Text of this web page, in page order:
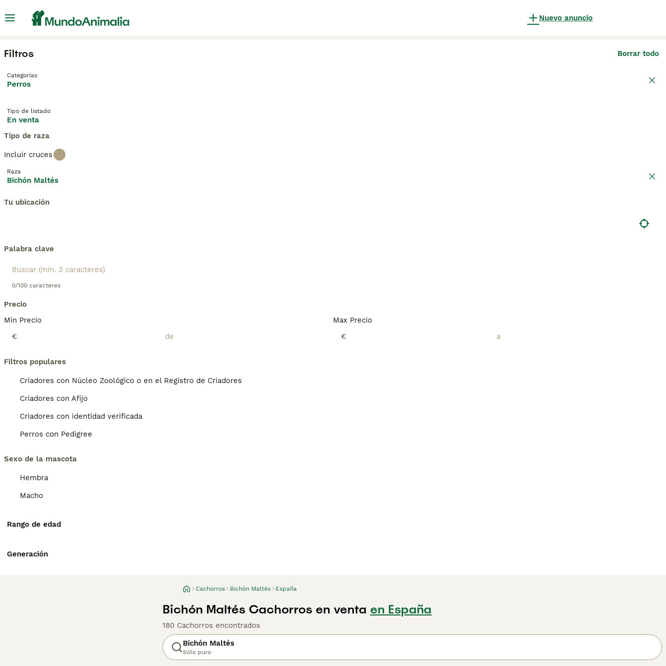
Nuevo anuncio
Filtros Borrar todo
Categorías
Perros
Tipo de listado
En venta
Tipo de raza
Incluir cruces
Raza
Bichón Maltés
Tu ubicación
Palabra clave
0/100 caracteres
Precio
Min Precio
€
Max Precio
€
Filtros populares
Criadores con Núcleo Zoológico o en el Registro de Criadores
Criadores con Afijo
Criadores con identidad verificada
Perros con Pedigree
Sexo de la mascota
Hembra
Macho
Rango de edad
Generación
Cachorros Bichón Maltés España
Bichón Maltés Cachorros en venta en España
180 Cachorros encontrados
Bichón Maltés
Sólo puro